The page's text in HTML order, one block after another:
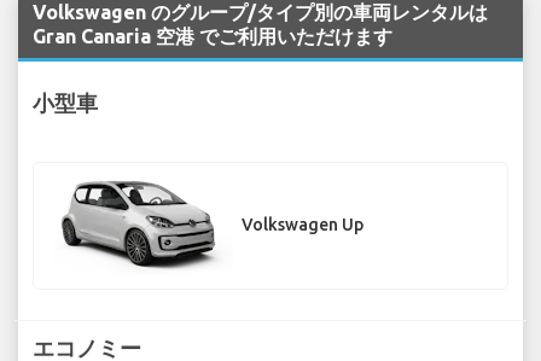
Volkswagen のグループ/タイプ別の車両レンタルは
Gran Canaria 空港 でご利用いただけます
小型車
Volkswagen Up
エコノミー